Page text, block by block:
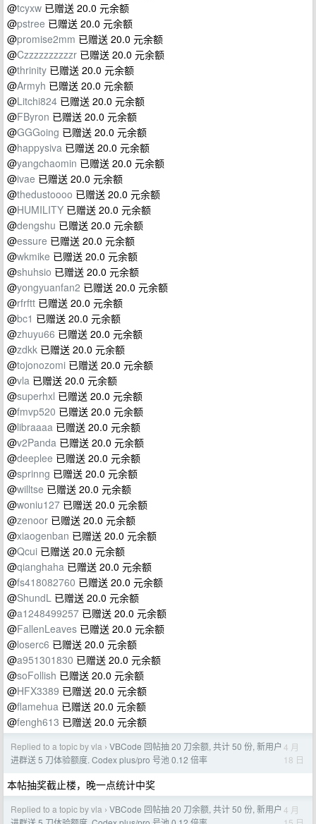
@tcyxw 已赠送 20.0 元余额
@pstree 已赠送 20.0 元余额
@promise2mm 已赠送 20.0 元余额
@Czzzzzzzzzzr 已赠送 20.0 元余额
@thrinity 已赠送 20.0 元余额
@Armyh 已赠送 20.0 元余额
@Litchi824 已赠送 20.0 元余额
@FByron 已赠送 20.0 元余额
@GGGoing 已赠送 20.0 元余额
@happysiva 已赠送 20.0 元余额
@yangchaomin 已赠送 20.0 元余额
@ivae 已赠送 20.0 元余额
@thedustoooo 已赠送 20.0 元余额
@HUMILITY 已赠送 20.0 元余额
@dengshu 已赠送 20.0 元余额
@essure 已赠送 20.0 元余额
@wkmike 已赠送 20.0 元余额
@shuhsio 已赠送 20.0 元余额
@yongyuanfan2 已赠送 20.0 元余额
@rfrftt 已赠送 20.0 元余额
@bc1 已赠送 20.0 元余额
@zhuyu66 已赠送 20.0 元余额
@zdkk 已赠送 20.0 元余额
@tojonozomi 已赠送 20.0 元余额
@vla 已赠送 20.0 元余额
@superhxl 已赠送 20.0 元余额
@fmvp520 已赠送 20.0 元余额
@libraaaa 已赠送 20.0 元余额
@v2Panda 已赠送 20.0 元余额
@deeplee 已赠送 20.0 元余额
@sprinng 已赠送 20.0 元余额
@willtse 已赠送 20.0 元余额
@woniu127 已赠送 20.0 元余额
@zenoor 已赠送 20.0 元余额
@xiaogenban 已赠送 20.0 元余额
@Qcui 已赠送 20.0 元余额
@qianghaha 已赠送 20.0 元余额
@fs418082760 已赠送 20.0 元余额
@ShundL 已赠送 20.0 元余额
@a1248499257 已赠送 20.0 元余额
@FallenLeaves 已赠送 20.0 元余额
@loserc6 已赠送 20.0 元余额
@a951301830 已赠送 20.0 元余额
@soFollish 已赠送 20.0 元余额
@HFX3389 已赠送 20.0 元余额
@flamehua 已赠送 20.0 元余额
@fengh613 已赠送 20.0 元余额
Replied to a topic by vla › VBCode 回帖抽 20 刀余额, 共计 50 份, 新用户
进群送 5 刀体验额度. Codex plus/pro 号池 0.12 倍率
4 月
18 日
本帖抽奖截止楼，晚一点统计中奖
Replied to a topic by vla › VBCode 回帖抽 20 刀余额, 共计 50 份, 新用户 4 月